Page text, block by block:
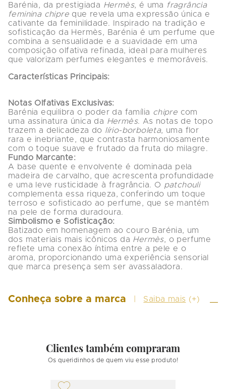
Barénia, da prestigiada Hermès, é uma fragrância
feminina chipre que revela uma expressão única e
cativante da feminilidade. Inspirado na tradição e
sofisticação da Hermès, Barénia é um perfume que
combina a sensualidade e a suavidade em uma
composição olfativa refinada, ideal para mulheres
Características Principais:
Notas Olfativas Exclusivas:
Barénia equilibra o poder da família chipre com
uma assinatura única da Hermès. As notas de topo
trazem a delicadeza do lírio-borboleta, uma flor
rara e inebriante, que contrasta harmoniosamente
Fundo Marcante:
A base quente e envolvente é dominada pela
madeira de carvalho, que acrescenta profundidade
e uma leve rusticidade à fragrância. O patchouli
complementa essa riqueza, conferindo um toque
terroso e sofisticado ao perfume, que se mantém
Simbolismo e Sofisticação:
Batizado em homenagem ao couro Barénia, um
dos materiais mais icônicos da Hermès, o perfume
reflete uma conexão íntima entre a pele e o
aroma, proporcionando uma experiência sensorial
que marca presença sem ser avassaladora.
Conheça sobre a marca Saiba mais (+)
Clientes também compraram
Os queridinhos de quem viu esse produto!